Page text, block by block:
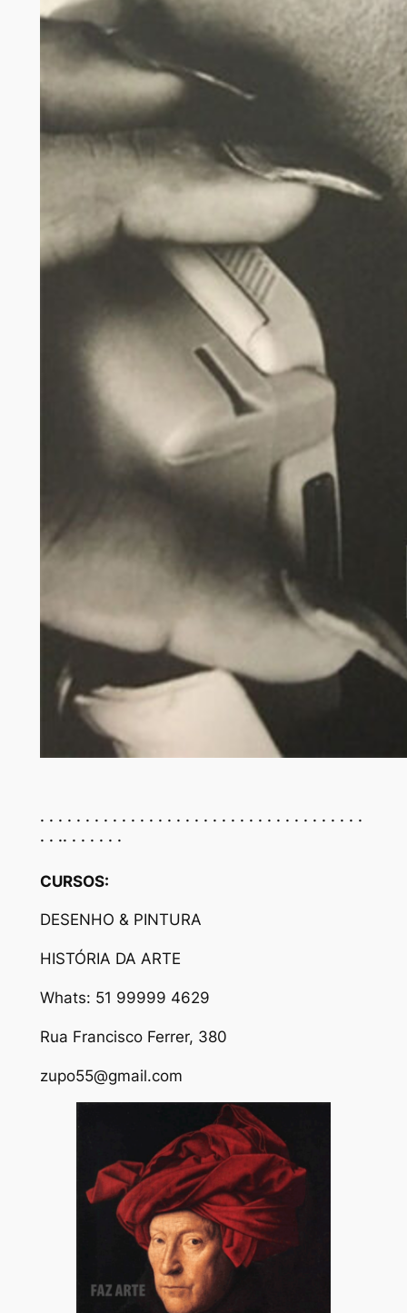
. . . . . . . . . . . . . . . . . . . . . . . . . . . . . . . . . . . .
. . .. . . . . . .
CURSOS:
DESENHO & PINTURA
HISTÓRIA DA ARTE
Whats: 51 99999 4629
Rua Francisco Ferrer, 380
zupo55@gmail.com